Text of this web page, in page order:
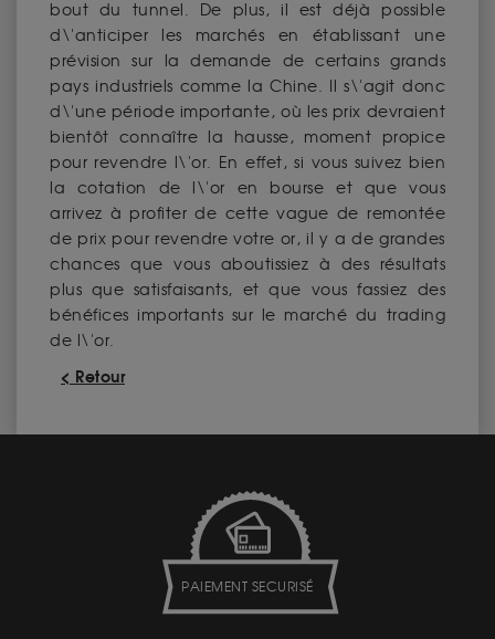
bout du tunnel. De plus, il est déjà possible
d\'anticiper les marchés en établissant une
prévision sur la demande de certains grands
pays industriels comme la Chine. Il s\'agit donc
d\'une période importante, où les prix devraient
bientôt connaître la hausse, moment propice
pour revendre l\'or. En effet, si vous suivez bien
la cotation de l\'or en bourse et que vous
arrivez à profiter de cette vague de remontée
de prix pour revendre votre or, il y a de grandes
chances que vous aboutissiez à des résultats
plus que satisfaisants, et que vous fassiez des
bénéfices importants sur le marché du trading
de l\'or.
< Retour
PAIEMENT SECURISÉ